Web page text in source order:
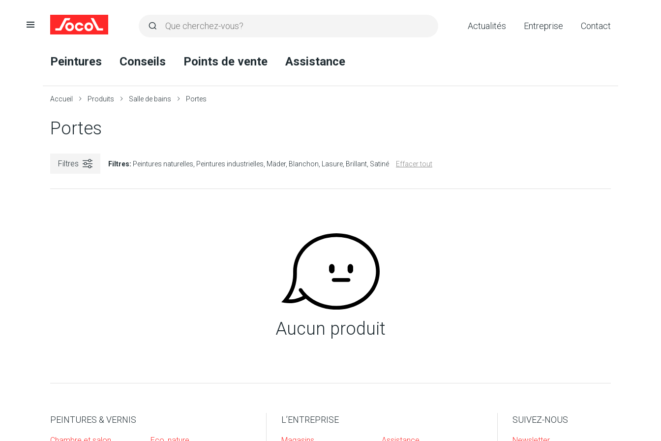
Rechercher
recherche
Ouvrir
Peintures Conseils Points de vente Assistance
Actualités Entreprise Contact
Accueil Produits Salle de bains Portes
Portes
Filtres Filtres: Peintures naturelles Peintures industrielles Mäder Blanchon Lasure Brillant Satiné Effacer tout
Aucun produit
PEINTURES & VERNIS L’ENTREPRISE SUIVEZ-NOUS